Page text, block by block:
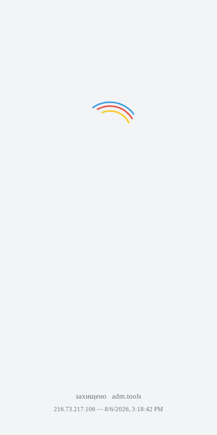
захищено adm.tools
216.73.217.106 — 8/6/2026, 3:18:42 PM